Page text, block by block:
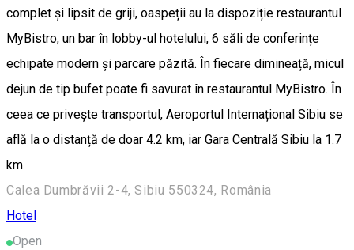
complet și lipsit de griji, oaspeții au la dispoziție restaurantul
MyBistro, un bar în lobby-ul hotelului, 6 săli de conferințe
echipate modern și parcare păzită. În fiecare dimineață, micul
dejun de tip bufet poate fi savurat în restaurantul MyBistro. În
ceea ce privește transportul, Aeroportul Internațional Sibiu se
află la o distanță de doar 4.2 km, iar Gara Centrală Sibiu la 1.7
km.
Calea Dumbrăvii 2-4, Sibiu 550324, România
Hotel
Open